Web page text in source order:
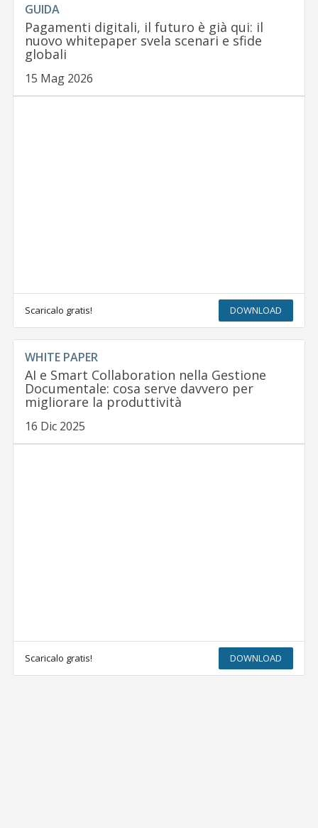
GUIDA
Pagamenti digitali, il futuro è già qui: il
nuovo whitepaper svela scenari e sfide
globali
15 Mag 2026
Scaricalo gratis! DOWNLOAD
WHITE PAPER
AI e Smart Collaboration nella Gestione
Documentale: cosa serve davvero per
migliorare la produttività
16 Dic 2025
Scaricalo gratis! DOWNLOAD